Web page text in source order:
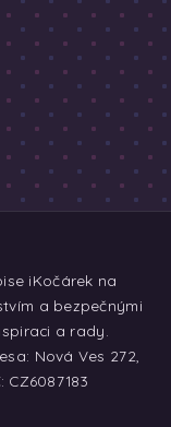
iKočárek na
a bezpečnými
a rady.
Nová Ves 272,
CZ6087183